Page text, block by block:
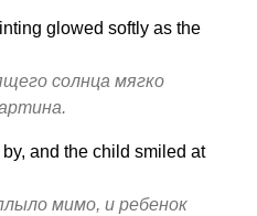
glowed softly as the
солнца мягко
and the child smiled at
мимо, и ребенок